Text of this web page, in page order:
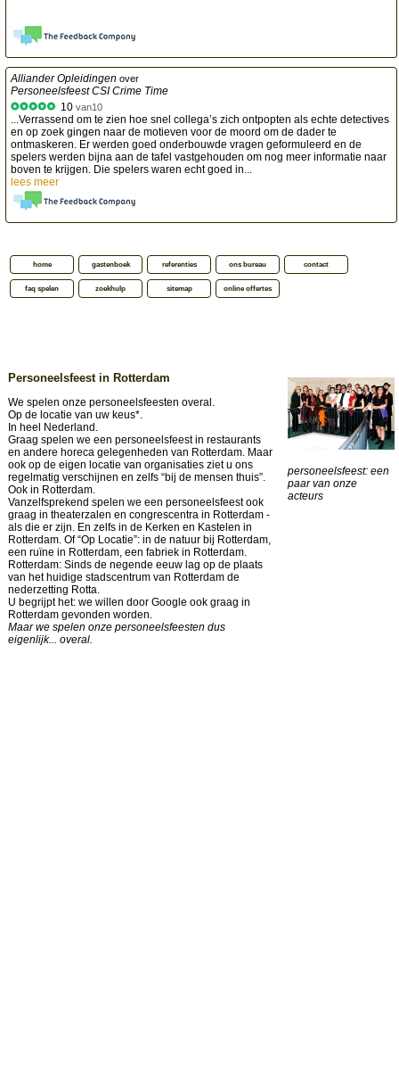
Alliander Opleidingen over
Personeelsfeest CSI Crime Time
10van10
...Verrassend om te zien hoe snel collega’s zich ontpopten als echte detectives
en op zoek gingen naar de motieven voor de moord om de dader te
ontmaskeren. Er werden goed onderbouwde vragen geformuleerd en de
spelers werden bijna aan de tafel vastgehouden om nog meer informatie naar
boven te krijgen. Die spelers waren echt goed in...
lees meer
home gastenboek referenties ons bureau contact
faq spelen zoekhulp sitemap online offertes
Personeelsfeest in Rotterdam
We spelen onze personeelsfeesten overal.
Op de locatie van uw keus*.
In heel Nederland.
Graag spelen we een personeelsfeest in restaurants
en andere horeca gelegenheden van Rotterdam. Maar
ook op de eigen locatie van organisaties ziet u ons
regelmatig verschijnen en zelfs “bij de mensen thuis”.
Ook in Rotterdam.
Vanzelfsprekend spelen we een personeelsfeest ook
graag in theaterzalen en congrescentra in Rotterdam -
als die er zijn. En zelfs in de Kerken en Kastelen in
Rotterdam. Of “Op Locatie”: in de natuur bij Rotterdam,
een ruïne in Rotterdam, een fabriek in Rotterdam.
Rotterdam: Sinds de negende eeuw lag op de plaats
van het huidige stadscentrum van Rotterdam de
nederzetting Rotta.
U begrijpt het: we willen door Google ook graag in
Rotterdam gevonden worden.
Maar we spelen onze personeelsfeesten dus
eigenlijk... overal.
personeelsfeest: een
paar van onze
acteurs